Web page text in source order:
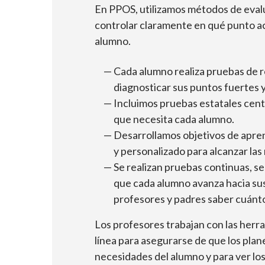
En PPOS, utilizamos métodos de
controlar claramente en qué punto
alumno.
Cada alumno realiza pruebas
diagnosticar sus puntos fuertes
Incluimos pruebas estatales
que necesita cada alumno.
Desarrollamos objetivos de
y personalizado para alcanzar las
Se realizan pruebas continuas,
que cada alumno avanza hacia
profesores y padres saber
Los profesores trabajan con las
línea para asegurarse de que los
necesidades del alumno y para ver